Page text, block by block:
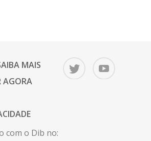
MAIS
AGORA
com o Dib no: